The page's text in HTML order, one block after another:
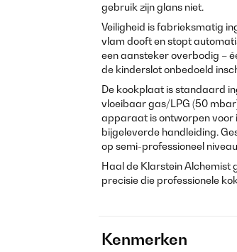
gebruik zijn glans niet.
Veiligheid is fabrieksmatig
vlam dooft en stopt
een aansteker overbodig –
de kinderslot onbedoeld
De kookplaat is standaard
vloeibaar gas/LPG (50
apparaat is ontworpen voor
bijgeleverde handleiding.
op semi-professioneel
Haal de Klarstein Alchemist
precisie die professionele
Kenmerken